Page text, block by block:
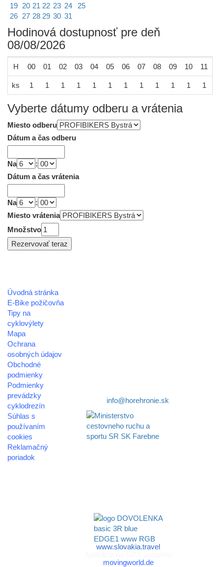
19 20 21 22 23 24
25
26 27 28 29 30 31
Hodinová dostupnosť pre deň
08/08/2026
H 00 01 02 03 04 05 06 07 08 09 10 11
ks 1 1 1 1 1 1 1 1 1 1 1 1
Vyberte dátumy odberu a vrátenia
Miesto odberu
Dátum a čas odberu
Na
:
Dátum a čas vrátenia
Na
:
Miesto vrátenia
Množstvo
Úvodná stránka
E-Bike požičovňa
Tipy na
cyklovýlety
Mapa
Ochrana
osobných údajov
Obchodné
podmienky
Podmienky
prevádzky
cyklodrezín
Súhlas s
používaním
cookies
Reklamačný
poriadok
info@horehronie.sk
www.slovakia.travel
movingworld.de